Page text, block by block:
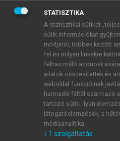
BELÉPÉS SAJÁT
ÚJ FIÓK
1 óra díjmentes hozzáférés
E-MAIL-CÍM
STATISZTIKA
A statisztikai sütiket
sütik információkat
módjáról, többek között
fel és milyen linkekre
felhasználó
adatok összesítettek és
weboldal funkcióinak
harmadik féltől származó
tartozó sütik; ilyen
látogatóelemzések, a
médiaanalitika.
↓ 1 szolgáltatás